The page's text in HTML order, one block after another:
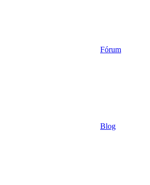
Fórum
Blog